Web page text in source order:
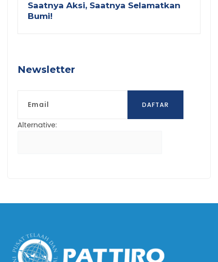
Saatnya Aksi, Saatnya Selamatkan
Bumi!
Newsletter
DAFTAR
Alternative: